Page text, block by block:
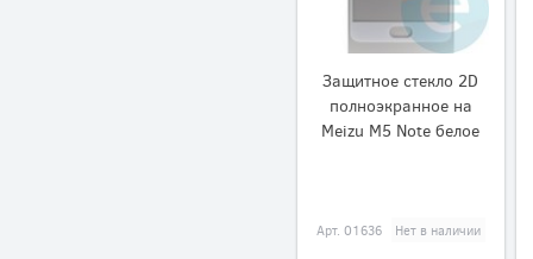
Защитное стекло 2D
полноэкранное на
Meizu M5 Note белое
Арт.01636 Нет в наличии